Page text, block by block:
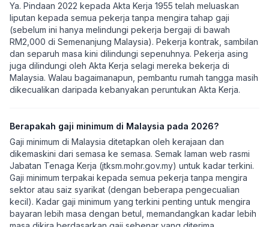
Ya. Pindaan 2022 kepada Akta Kerja 1955 telah meluaskan
liputan kepada semua pekerja tanpa mengira tahap gaji
(sebelum ini hanya melindungi pekerja bergaji di bawah
RM2,000 di Semenanjung Malaysia). Pekerja kontrak, sambilan
dan separuh masa kini dilindungi sepenuhnya. Pekerja asing
juga dilindungi oleh Akta Kerja selagi mereka bekerja di
Malaysia. Walau bagaimanapun, pembantu rumah tangga masih
dikecualikan daripada kebanyakan peruntukan Akta Kerja.
Berapakah gaji minimum di Malaysia pada 2026?
Gaji minimum di Malaysia ditetapkan oleh kerajaan dan
dikemaskini dari semasa ke semasa. Semak laman web rasmi
Jabatan Tenaga Kerja (jtksm.mohr.gov.my) untuk kadar terkini.
Gaji minimum terpakai kepada semua pekerja tanpa mengira
sektor atau saiz syarikat (dengan beberapa pengecualian
kecil). Kadar gaji minimum yang terkini penting untuk mengira
bayaran lebih masa dengan betul, memandangkan kadar lebih